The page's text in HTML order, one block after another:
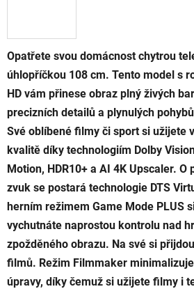
Opatřete svou domácnost chytrou
úhlopříčkou 108 cm. Tento model s
HD vám přinese obraz plný živých
precizních detailů a plynulých
Své oblíbené filmy či sport si užijete
kvalitě díky technologiím Dolby
Motion, HDR10+ a AI 4K Upscaler.
zvuk se postará technologie DTS
herním režimem Game Mode PLUS
vychutnáte naprostou kontrolu nad
zpožděného obrazu. Na své si
filmů. Režim Filmmaker
úpravy, díky čemuž si užijete filmy i